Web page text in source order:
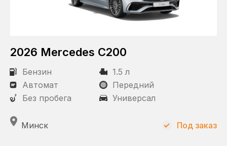
2026 Mercedes C200
Бензин
1.5 л
Автомат
Передний
Без пробега
Универсал
Минск Под заказ